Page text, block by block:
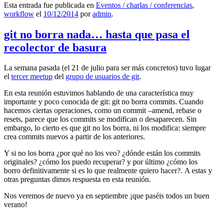
Esta entrada fue publicada en Eventos / charlas / conferencias,
workflow el 10/12/2014 poradmin.
git no borra nada… hasta que pasa el
recolector de basura
La semana pasada (el 21 de julio para ser más concretos) tuvo lugar
el tercer meetup del grupo de usuarios de git.
En esta reunión estuvimos hablando de una característica muy
importante y poco conocida de git: git no borra commits. Cuando
hacemos ciertas operaciones, como un commit –amend, rebase o
resets, parece que los commits se modifican o desaparecen. Sin
embargo, lo cierto es que git no los borra, ni los modifica: siempre
crea commits nuevos a partir de los anteriores.
Y si no los borra ¿por qué no los veo? ¿dónde están los commits
originales? ¿cómo los puedo recuperar? y por último ¿cómo los
borro definitivamente si es lo que realmente quiero hacer?. A estas y
otras preguntas dimos respuesta en esta reunión.
Nos veremos de nuevo ya en septiembre ¡que paséis todos un buen
verano!